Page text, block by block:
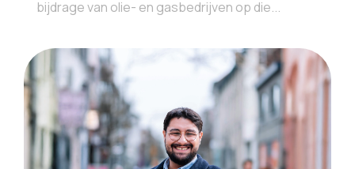
bijdrage van olie- en gasbedrijven op die...